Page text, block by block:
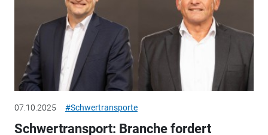
07.10.2025 #Schwertransporte
Schwertransport: Branche fordert